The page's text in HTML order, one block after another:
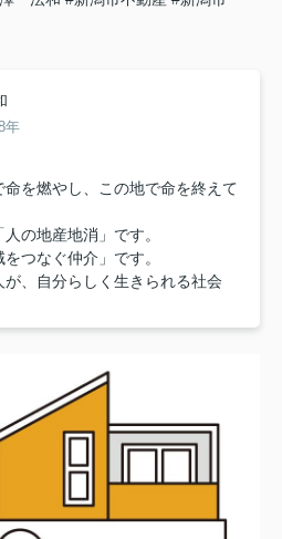
年
を燃やし、この地で命を終えて
の地産地消」です。
つなぐ仲介」です。
、自分らしく生きられる社会